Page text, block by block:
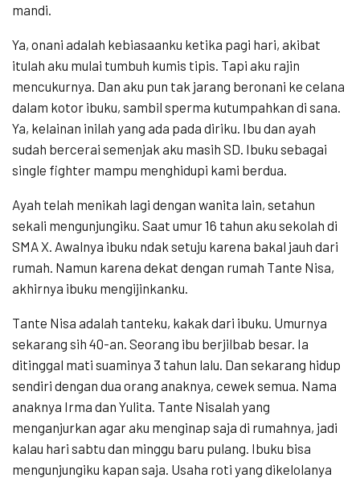
mandi.
Ya, onani adalah kebiasaanku ketika pagi hari, akibat
itulah aku mulai tumbuh kumis tipis. Tapi aku rajin
mencukurnya. Dan aku pun tak jarang beronani ke celana
dalam kotor ibuku, sambil sperma kutumpahkan di sana.
Ya, kelainan inilah yang ada pada diriku. Ibu dan ayah
sudah bercerai semenjak aku masih SD. Ibuku sebagai
single fighter mampu menghidupi kami berdua.
Ayah telah menikah lagi dengan wanita lain, setahun
sekali mengunjungiku. Saat umur 16 tahun aku sekolah di
SMA X. Awalnya ibuku ndak setuju karena bakal jauh dari
rumah. Namun karena dekat dengan rumah Tante Nisa,
akhirnya ibuku mengijinkanku.
Tante Nisa adalah tanteku, kakak dari ibuku. Umurnya
sekarang sih 40-an. Seorang ibu berjilbab besar. Ia
ditinggal mati suaminya 3 tahun lalu. Dan sekarang hidup
sendiri dengan dua orang anaknya, cewek semua. Nama
anaknya Irma dan Yulita. Tante Nisalah yang
menganjurkan agar aku menginap saja di rumahnya, jadi
kalau hari sabtu dan minggu baru pulang. Ibuku bisa
mengunjungiku kapan saja. Usaha roti yang dikelolanya